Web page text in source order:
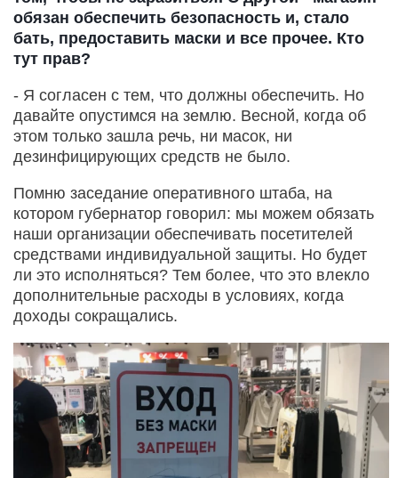
обязан обеспечить безопасность и, стало
бать, предоставить маски и все прочее. Кто
тут прав?
- Я согласен с тем, что должны обеспечить. Но
давайте опустимся на землю. Весной, когда об
этом только зашла речь, ни масок, ни
дезинфицирующих средств не было.
Помню заседание оперативного штаба, на
котором губернатор говорил: мы можем обязать
наши организации обеспечивать посетителей
средствами индивидуальной защиты. Но будет
ли это исполняться? Тем более, что это влекло
дополнительные расходы в условиях, когда
доходы сокращались.